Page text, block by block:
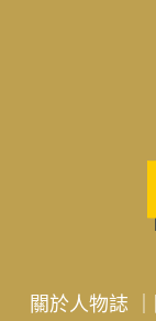
關於人物誌